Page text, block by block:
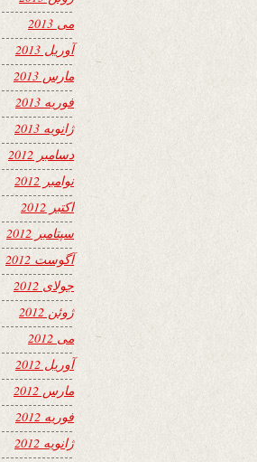
می 2013
آوریل 2013
مارس 2013
فوریه 2013
ژانویه 2013
دسامبر 2012
نوامبر 2012
اکتبر 2012
سپتامبر 2012
آگوست 2012
جولای 2012
ژوئن 2012
می 2012
آوریل 2012
مارس 2012
فوریه 2012
ژانویه 2012